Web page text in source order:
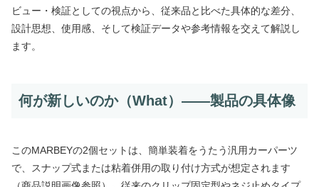
ビュー・検証としての視点から、従来品と比べた具体的な差分、
設計思想、使用感、そして検証データや参考情報を交えて解説し
ます。
何が新しいのか（What）——製品の具体像
このMARBEYの2個セットは、簡単装着をうたう汎用カーパーツ
で、スナップ式または粘着併用の取り付け方式が想定されます